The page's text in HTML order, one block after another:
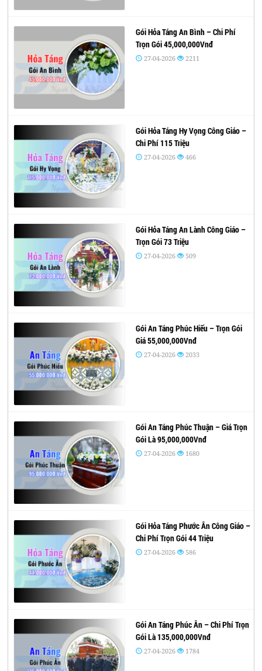
Gói Hỏa Táng An Bình – Chi Phí
Trọn Gói 45,000,000Vnđ
27-04-2026 2211
Gói Hỏa Táng Hy Vọng Công Giáo –
Chi Phí 115 Triệu
27-04-2026 466
Gói Hỏa Táng An Lành Công Giáo –
Trọn Gói 73 Triệu
27-04-2026 509
Gói An Táng Phúc Hiếu – Trọn Gói
Giá 55,000,000Vnđ
27-04-2026 2033
Gói An Táng Phúc Thuận – Giá Trọn
Gói Là 95,000,000Vnđ
27-04-2026 1680
Gói Hỏa Táng Phước Ân Công Giáo –
Chi Phí Trọn Gói 44 Triệu
27-04-2026 586
Gói An Táng Phúc Ân – Chi Phí Trọn
Gói Là 135,000,000Vnđ
27-04-2026 1784